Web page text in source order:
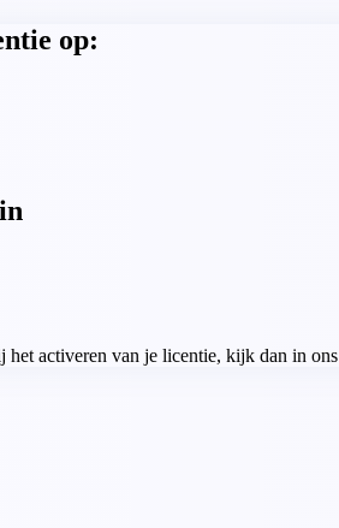
op:
activeren van je licentie, kijk dan in ons